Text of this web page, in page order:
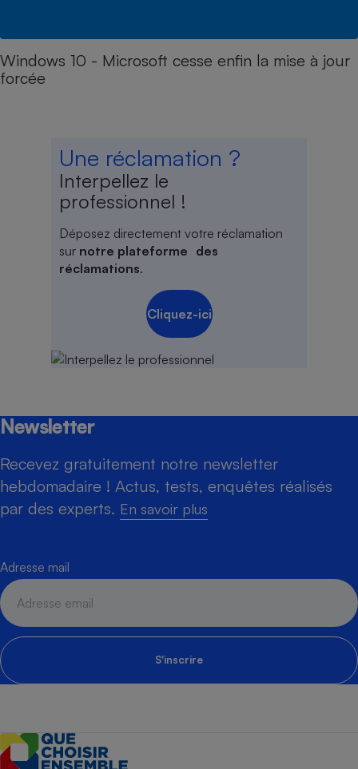
Windows 10 - Microsoft cesse enfin la mise à jour
forcée
Une réclamation ?
Interpellez le
professionnel !
Déposez directement votre réclamation
sur notre plateforme des
réclamations.
Cliquez-ici
Newsletter
Recevez gratuitement notre newsletter
hebdomadaire ! Actus, tests, enquêtes réalisés
par des experts. En savoir plus
Adresse mail
S'inscrire